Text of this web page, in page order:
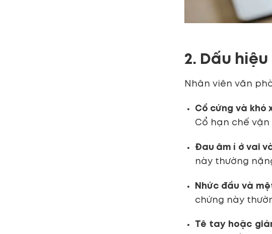
2. Dấu
Nhân viên văn
Cổ cứng và khó
Cổ hạn chế
Đau âm ỉ ở vai
này thường
Nhức đầu và
chứng này
Tê tay hoặc